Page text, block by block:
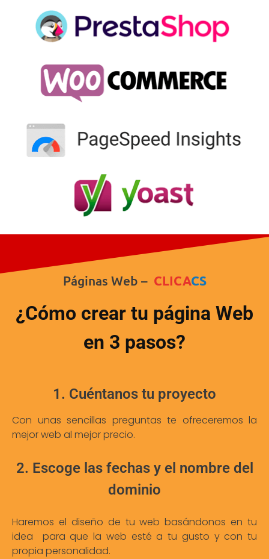
Páginas Web – CLICACS
¿Cómo crear tu página Web
en 3 pasos?
1. Cuéntanos tu proyecto
Con unas sencillas preguntas te ofreceremos la
mejor web al mejor precio.
2. Escoge las fechas y el nombre del
dominio
Haremos el diseño de tu web basándonos en tu
idea para que la web esté a tu gusto y con tu
propia personalidad.